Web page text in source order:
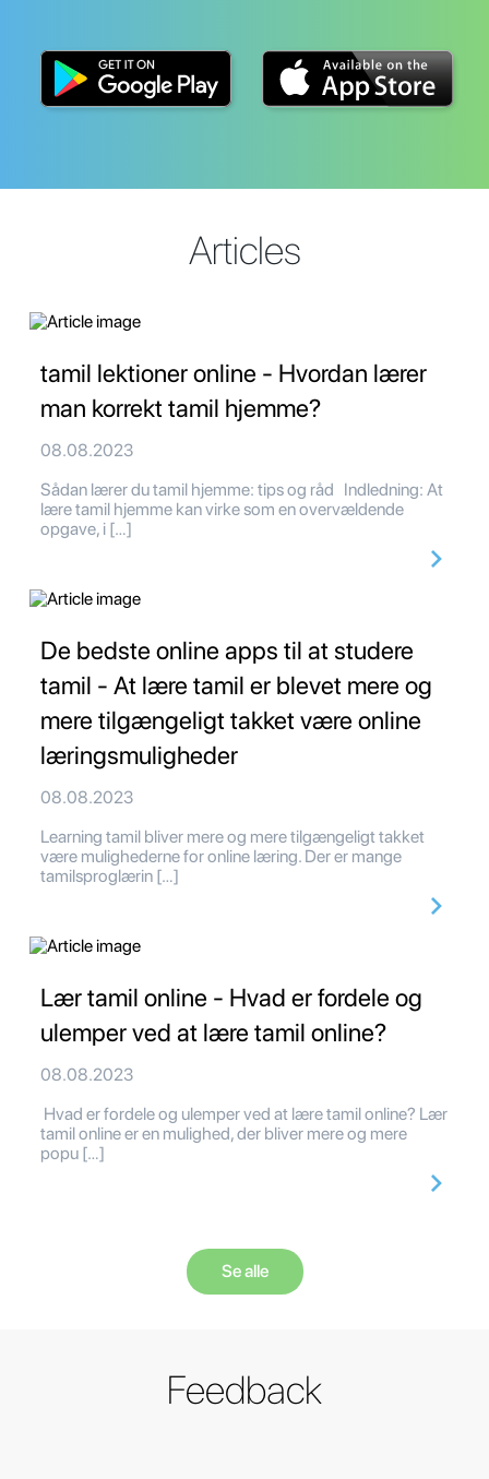
Articles
tamil lektioner online - Hvordan lærer
man korrekt tamil hjemme?
08.08.2023
Sådan lærer du tamil hjemme: tips og råd Indledning: At
lære tamil hjemme kan virke som en overvældende
opgave, i […]
De bedste online apps til at studere
tamil - At lære tamil er blevet mere og
mere tilgængeligt takket være online
læringsmuligheder
08.08.2023
Learning tamil bliver mere og mere tilgængeligt takket
være mulighederne for online læring. Der er mange
tamilsproglærin […]
Lær tamil online - Hvad er fordele og
ulemper ved at lære tamil online?
08.08.2023
Hvad er fordele og ulemper ved at lære tamil online? Lær
tamil online er en mulighed, der bliver mere og mere
popu […]
Se alle
Feedback